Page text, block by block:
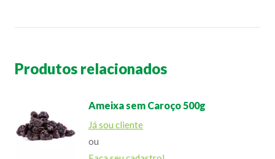
Produtos relacionados
Ameixa sem Caroço 500g
Já sou cliente
ou